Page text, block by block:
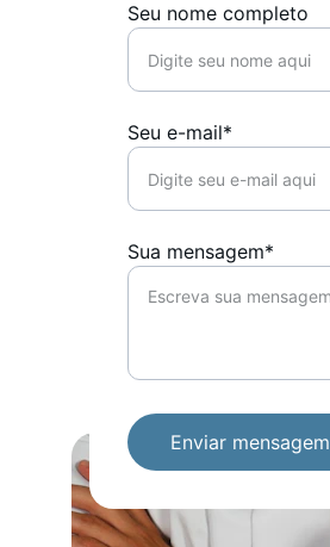
Seu nome completo
Seu e-mail*
Sua mensagem*
Enviar mensagem